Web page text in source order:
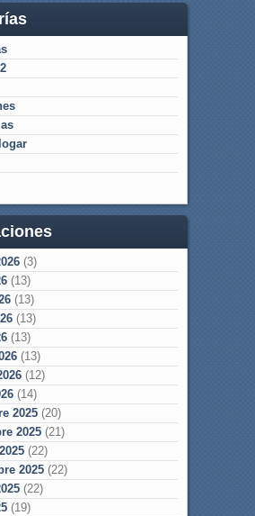
(3)
(13)
(13)
(13)
(13)
(13)
(12)
(14)
2025(20)
2025(21)
(22)
2025(22)
(22)
(19)